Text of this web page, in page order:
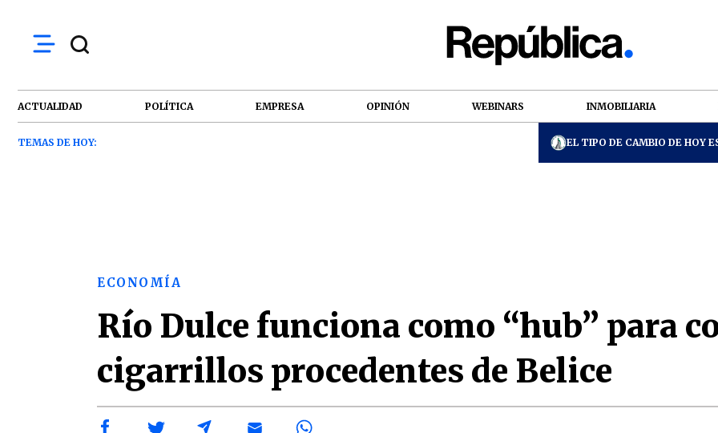
ACTUALIDAD POLÍTICA EMPRESA OPINIÓN WEBINARS INMOBILIARIA
TEMAS DE HOY: EL TIPO DE CAMBIO DE HOY
ECONOMÍA
Río Dulce funciona como “hub” para
cigarrillos procedentes de Belice